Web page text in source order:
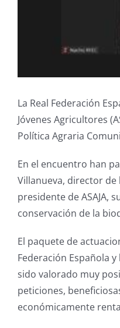
La Real Federación
Jóvenes Agricultores
Política Agraria
En el encuentro han
Villanueva, director de
presidente de ASAJA,
conservación de la
El paquete de
Federación Española
sido valorado muy
peticiones,
económicamente